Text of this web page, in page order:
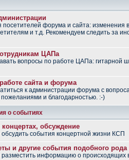
форума и сайта: изменения
и т.д. Рекомендуем следить за
ЦАПа
вопросы по работе ЦАПа: гитарной
сайта и форума
к администрации форума с
и благодарностью. :-)
о событиях
обсуждение
события концертной жизни КСП
и другие события подобного рода
разместить информацию о